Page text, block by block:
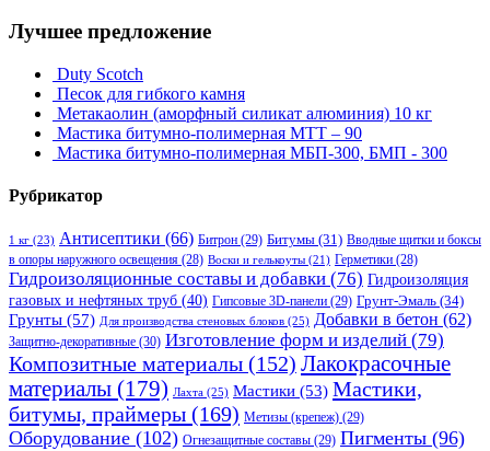
Лучшее предложение
Duty Scotch
Песок для гибкого камня
Метакаолин (аморфный силикат алюминия) 10 кг
Мастика битумно-полимерная МТТ – 90
Мастика битумно-полимерная МБП-300, БМП - 300
Рубрикатор
1 кг (23) Антисептики (66) Битрон (29) Битумы (31) Вводные щитки и боксы
в опоры наружного освещения (28) Воски и гелькоуты (21) Герметики (28)
Гидроизоляционные составы и добавки (76) Гидроизоляция
газовых и нефтяных труб (40) Гипсовые 3D-панели (29) Грунт-Эмаль (34)
Грунты (57) Для производства стеновых блоков (25) Добавки в бетон (62)
Защитно-декоративные (30) Изготовление форм и изделий (79)
Композитные материалы (152) Лакокрасочные
материалы (179) Лахта (25) Мастики (53) Мастики,
битумы, праймеры (169) Метизы (крепеж) (29)
Оборудование (102) Огнезащитные составы (29) Пигменты (96)